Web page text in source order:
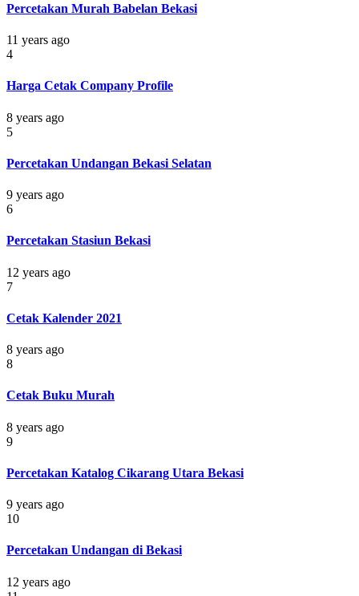
Percetakan Murah Babelan Bekasi
11 years ago
4
Harga Cetak Company Profile
8 years ago
5
Percetakan Undangan Bekasi Selatan
9 years ago
6
Percetakan Stasiun Bekasi
12 years ago
7
Cetak Kalender 2021
8 years ago
8
Cetak Buku Murah
8 years ago
9
Percetakan Katalog Cikarang Utara Bekasi
9 years ago
10
Percetakan Undangan di Bekasi
12 years ago